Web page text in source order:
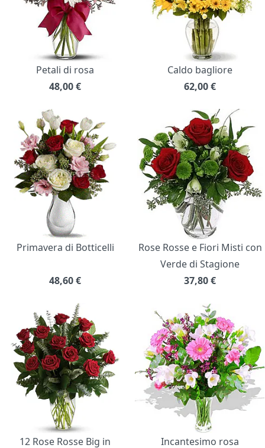
Petali di rosa
48,00€
Caldo bagliore
62,00€
Primavera di Botticelli
48,60€
Rose Rosse e Fiori Misti con
Verde di Stagione
37,80€
12 Rose Rosse Big in Incantesimo rosa